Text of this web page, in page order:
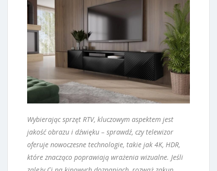
Wybierając sprzęt RTV, kluczowym aspektem jest
jakość obrazu i dźwięku – sprawdź, czy telewizor
oferuje nowoczesne technologie, takie jak 4K, HDR,
które znacząco poprawiają wrażenia wizualne. Jeśli